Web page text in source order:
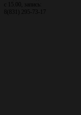
с 15.00, запись:
8(831) 295-73-17